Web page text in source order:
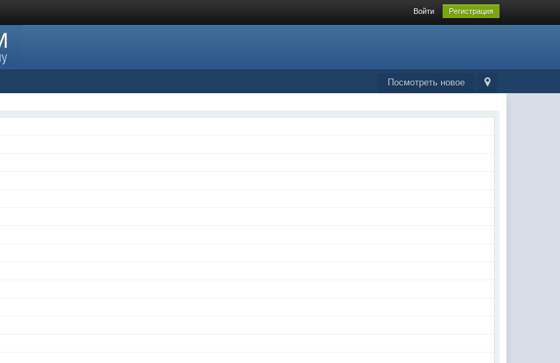
Войти Регистрация
Посмотреть новое